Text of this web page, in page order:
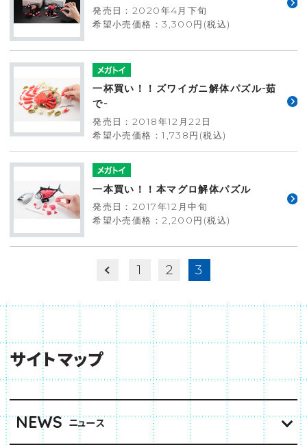
発売日：2020年4月下旬
希望小売価格：3,300円(税込)
一杯買い！！ズワイガニ解体パズル-茹
で-
発売日：2018年12月22日
希望小売価格：1,738円(税込)
一本買い！！本マグロ解体パズル
発売日：2017年12月中旬
希望小売価格：2,200円(税込)
1 2 3
サイトマップ
NEWS ニュース